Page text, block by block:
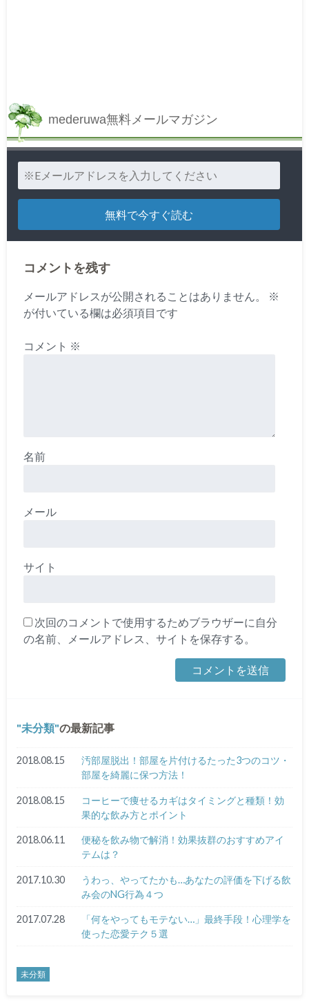
mederuwa無料メールマガジン
コメントを残す
メールアドレスが公開されることはありません。
※
が付いている欄は必須項目です
コメント ※
名前
メール
サイト
次回のコメントで使用するためブラウザーに自分
の名前、メールアドレス、サイトを保存する。
未分類 の最新記事
2018.08.15
汚部屋脱出！部屋を片付けるたった3つのコツ・
部屋を綺麗に保つ方法！
2018.08.15
コーヒーで痩せるカギはタイミングと種類！効
果的な飲み方とポイント
2018.06.11
便秘を飲み物で解消！効果抜群のおすすめアイ
テムは？
2017.10.30
うわっ、やってたかも…あなたの評価を下げる飲
み会のNG行為４つ
2017.07.28
「何をやってもモテない…」最終手段！心理学を
使った恋愛テク５選
未分類